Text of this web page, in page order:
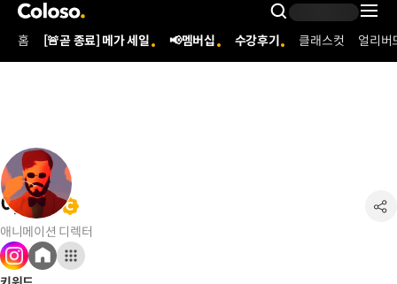
콜로소
Search
Coloso Menu
홈 [🚨곧 종료] 메가 세일 📢멤버십 수강후기 클래스컷 얼리버
이경돈
애니메이션 디렉터